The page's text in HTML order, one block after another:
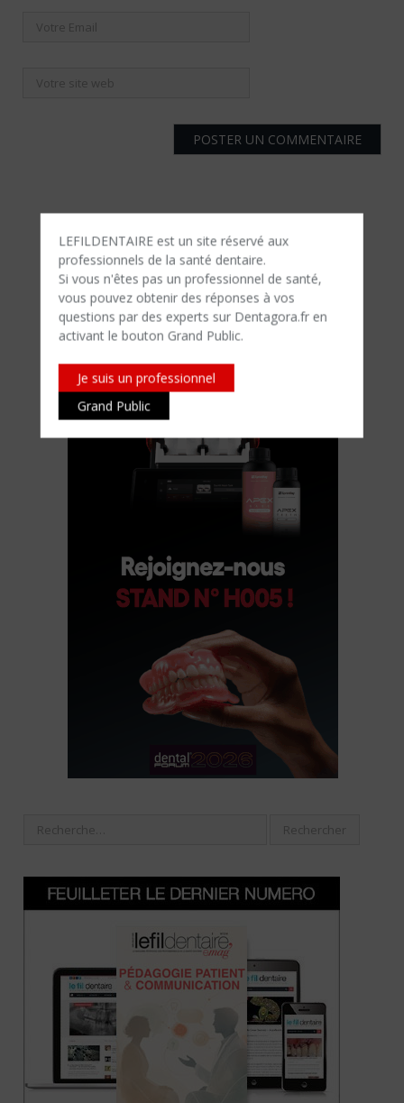
LEFILDENTAIRE est un site réservé aux
professionnels de la santé dentaire.
Si vous n'êtes​ pas un professionnel de santé,
vous pouvez obtenir des réponses à vos
questions par des experts sur Dentagora.fr en
activant le bouton Grand Public.
Je suis un professionnel
Grand Public